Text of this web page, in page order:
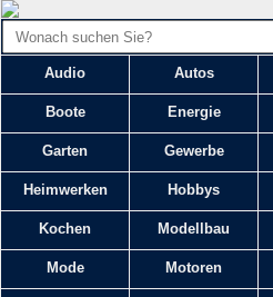
Audio Autos
Boote Energie
Garten Gewerbe
Heimwerken Hobbys
Kochen Modellbau
Mode Motoren